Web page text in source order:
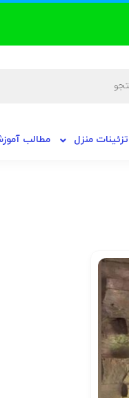
تزئینات منزل مطالب